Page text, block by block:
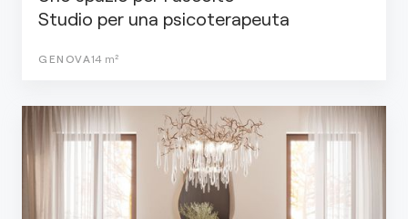
Studio per una psicoterapeuta
GENOVA14 m²